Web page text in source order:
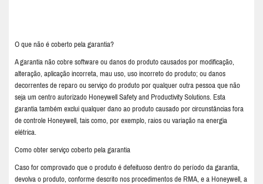
O que não é coberto pela garantia?
A garantia não cobre software ou danos do produto causados por modificação,
alteração, aplicação incorreta, mau uso, uso incorreto do produto; ou danos
decorrentes de reparo ou serviço do produto por qualquer outra pessoa que não
seja um centro autorizado Honeywell Safety and Productivity Solutions. Esta
garantia também exclui qualquer dano ao produto causado por circunstâncias fora
de controle Honeywell, tais como, por exemplo, raios ou variação na energia
elétrica.
Como obter serviço coberto pela garantia
Caso for comprovado que o produto é defeituoso dentro do período da garantia,
devolva o produto, conforme descrito nos procedimentos de RMA, e a Honeywell, a